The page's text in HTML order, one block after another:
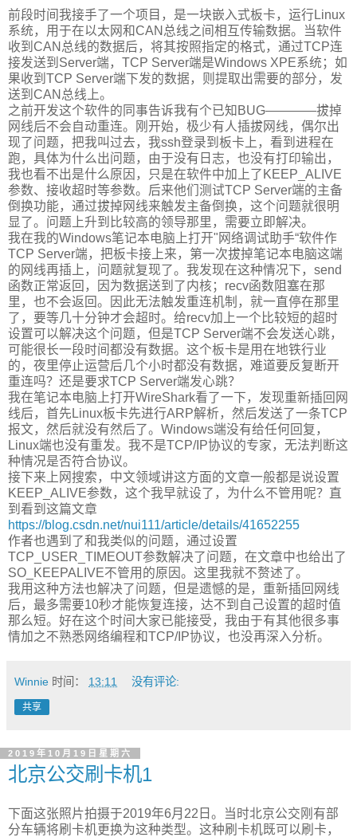
前段时间我接手了一个项目，是一块嵌入式板卡，运行Linux
系统，用于在以太网和CAN总线之间相互传输数据。当软件
收到CAN总线的数据后，将其按照指定的格式，通过TCP连
接发送到Server端，TCP Server端是Windows XPE系统；如
果收到TCP Server端下发的数据，则提取出需要的部分，发
送到CAN总线上。
之前开发这个软件的同事告诉我有个已知BUG————拔掉
网线后不会自动重连。刚开始，极少有人插拔网线，偶尔出
现了问题，把我叫过去，我ssh登录到板卡上，看到进程在
跑，具体为什么出问题，由于没有日志，也没有打印输出，
我也看不出是什么原因，只是在软件中加上了KEEP_ALIVE
参数、接收超时等参数。后来他们测试TCP Server端的主备
倒换功能，通过拔掉网线来触发主备倒换，这个问题就很明
显了。问题上升到比较高的领导那里，需要立即解决。
我在我的Windows笔记本电脑上打开"网络调试助手“软件作
TCP Server端，把板卡接上来，第一次拔掉笔记本电脑这端
的网线再插上，问题就复现了。我发现在这种情况下，send
函数正常返回，因为数据送到了内核；recv函数阻塞在那
里，也不会返回。因此无法触发重连机制，就一直停在那里
了，要等几十分钟才会超时。给recv加上一个比较短的超时
设置可以解决这个问题，但是TCP Server端不会发送心跳，
可能很长一段时间都没有数据。这个板卡是用在地铁行业
的，夜里停止运营后几个小时都没有数据，难道要反复断开
重连吗？还是要求TCP Server端发心跳？
我在笔记本电脑上打开WireShark看了一下，发现重新插回网
线后，首先Linux板卡先进行ARP解析，然后发送了一条TCP
报文，然后就没有然后了。Windows端没有给任何回复，
Linux端也没有重发。我不是TCP/IP协议的专家，无法判断这
种情况是否符合协议。
接下来上网搜索，中文领域讲这方面的文章一般都是说设置
KEEP_ALIVE参数，这个我早就设了，为什么不管用呢？直
到看到这篇文章
https://blog.csdn.net/nui111/article/details/41652255
作者也遇到了和我类似的问题，通过设置
TCP_USER_TIMEOUT参数解决了问题，在文章中也给出了
SO_KEEPALIVE不管用的原因。这里我就不赘述了。
我用这种方法也解决了问题，但是遗憾的是，重新插回网线
后，最多需要10秒才能恢复连接，达不到自己设置的超时值
那么短。好在这个时间大家已能接受，我由于有其他很多事
情加之不熟悉网络编程和TCP/IP协议，也没再深入分析。
Winnie 时间： 13:11 没有评论:
共享
2019年10月19日星期六
北京公交刷卡机1
下面这张照片拍摄于2019年6月22日。当时北京公交刚有部
分车辆将刷卡机更换为这种类型。这种刷卡机既可以刷卡，